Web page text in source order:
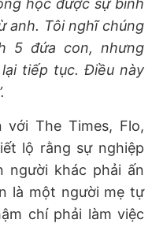
học được sự bình
anh. Tôi nghĩ chúng
5 đứa con, nhưng
tiếp tục. Điều này
The Times, Flo,
lộ rằng sự nghiệp
người khác phải ấn
là một người mẹ tự
chí phải làm việc